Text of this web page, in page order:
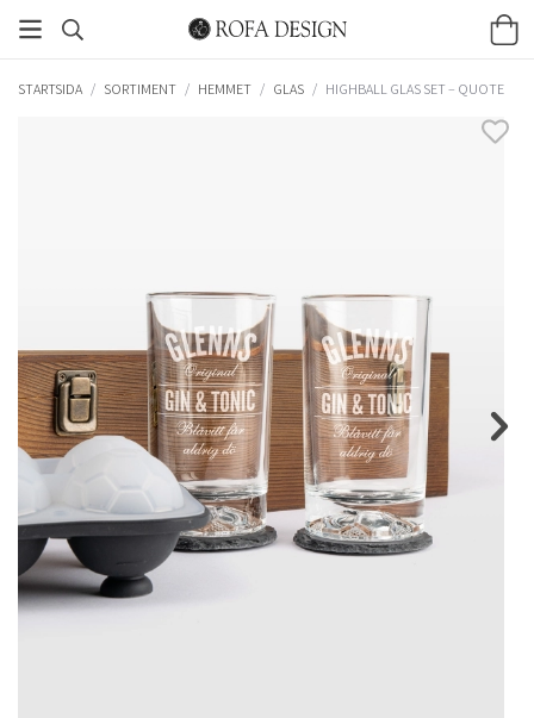
STARTSIDA / SORTIMENT / HEMMET / GLAS / HIGHBALL GLAS SET – QUOTE